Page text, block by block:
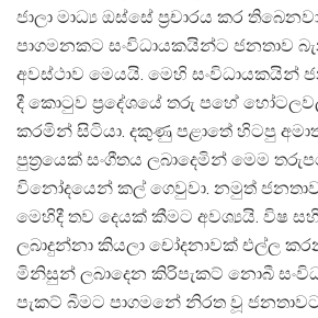
ජාලා මාධ්‍ය ඔස්සේ ප්‍රචාරය කර
පාගමනකට සංවිධායකයින්ට ජනතාව
අවස්ථාව මෙයයි. මෙහි සංවිධායකයින්
දී කොටුව ප්‍රදේශයේ තරු පහේ
කරමින් සිටියා. දකුණු පළාතේ හිටපු
පුත්‍රයෙක් සංගීතය ලබාදෙමින් මෙම
විනෝදයෙන් කල් ගෙවුවා. නමුත්
මෙහිදී තව දෙයක් කීමට අවශ්‍යයි. විෂ
ලබාදුන්නා කියලා චෝදනාවක් එල්ල
මිනිසුන් ලබාදෙන කිරිපැකට් නොබී
පැකට් බීමට පාගමනේ නිරත වූ